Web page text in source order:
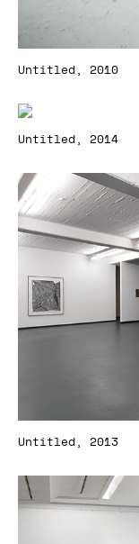
Untitled, 2010
Untitled, 2014
Untitled, 2013